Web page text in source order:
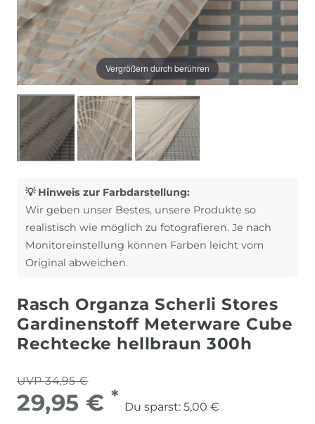
Vergrößern durch berühren
💡 Hinweis zur Farbdarstellung:
Wir geben unser Bestes, unsere Produkte so
realistisch wie möglich zu fotografieren. Je nach
Monitoreinstellung können Farben leicht vom
Original abweichen.
Rasch Organza Scherli Stores
Gardinenstoff Meterware Cube
Rechtecke hellbraun 300h
UVP 34,95 €
29,95 € *
Du sparst: 5,00 €